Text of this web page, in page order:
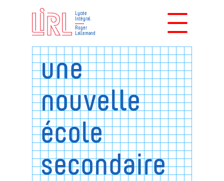
Lycée
Intégral
Roger
Lallemand
une
nouvelle
école
secondaire